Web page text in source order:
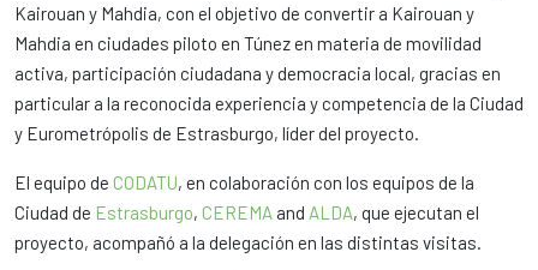
Kairouan y Mahdia, con el objetivo de convertir a Kairouan y
Mahdia en ciudades piloto en Túnez en materia de movilidad
activa, participación ciudadana y democracia local, gracias en
particular a la reconocida experiencia y competencia de la Ciudad
y Eurometrópolis de Estrasburgo, líder del proyecto.
El equipo de CODATU, en colaboración con los equipos de la
Ciudad de Estrasburgo, CEREMA and ALDA, que ejecutan el
proyecto, acompañó a la delegación en las distintas visitas.